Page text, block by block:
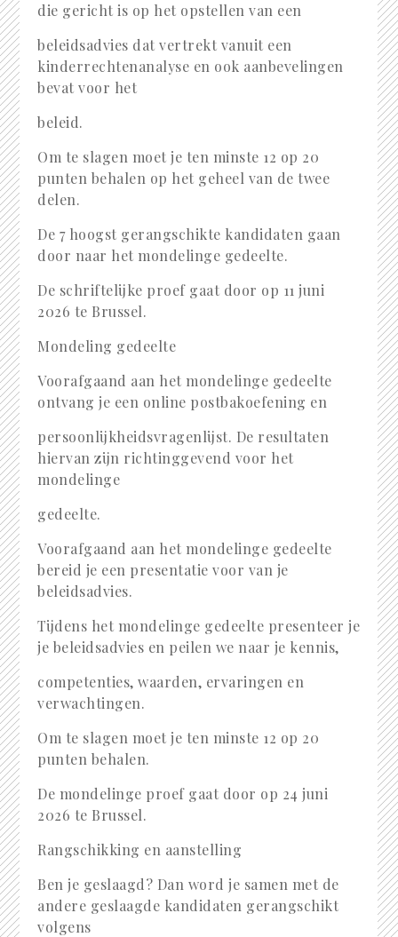
die gericht is op het opstellen van een
beleidsadvies dat vertrekt vanuit een
kinderrechtenanalyse en ook aanbevelingen
bevat voor het
beleid.
Om te slagen moet je ten minste 12 op 20
punten behalen op het geheel van de twee
delen.
De 7 hoogst gerangschikte kandidaten gaan
door naar het mondelinge gedeelte.
De schriftelijke proef gaat door op 11 juni
2026 te Brussel.
Mondeling gedeelte
Voorafgaand aan het mondelinge gedeelte
ontvang je een online postbakoefening en
persoonlijkheidsvragenlijst. De resultaten
hiervan zijn richtinggevend voor het
mondelinge
gedeelte.
Voorafgaand aan het mondelinge gedeelte
bereid je een presentatie voor van je
beleidsadvies.
Tijdens het mondelinge gedeelte presenteer je
je beleidsadvies en peilen we naar je kennis,
competenties, waarden, ervaringen en
verwachtingen.
Om te slagen moet je ten minste 12 op 20
punten behalen.
De mondelinge proef gaat door op 24 juni
2026 te Brussel.
Rangschikking en aanstelling
Ben je geslaagd? Dan word je samen met de
andere geslaagde kandidaten gerangschikt
volgens